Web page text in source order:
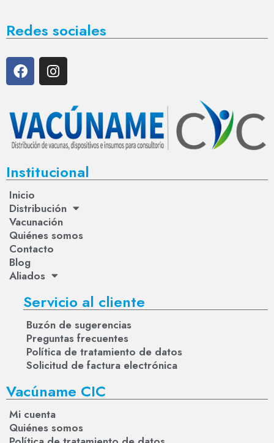
Redes sociales
Institucional
Inicio
Distribución
Vacunación
Quiénes somos
Contacto
Blog
Aliados
Servicio al cliente
Buzón de sugerencias
Preguntas frecuentes
Política de tratamiento de datos
Solicitud de factura electrónica
Vacúname CIC
Mi cuenta
Quiénes somos